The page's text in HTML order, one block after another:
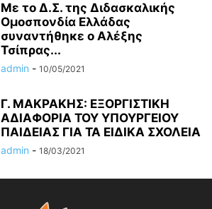
Με το Δ.Σ. της Διδασκαλικής
Ομοσπονδία Ελλάδας
συναντήθηκε ο Αλέξης
Τσίπρας...
admin - 10/05/2021
Γ. ΜΑΚΡΑΚΗΣ: ΕΞΟΡΓΙΣΤΙΚΗ
ΑΔΙΑΦΟΡΙΑ ΤΟΥ ΥΠΟΥΡΓΕΙΟΥ
ΠΑΙΔΕΙΑΣ ΓΙΑ ΤΑ ΕΙΔΙΚΑ ΣΧΟΛΕΙΑ
admin - 18/03/2021